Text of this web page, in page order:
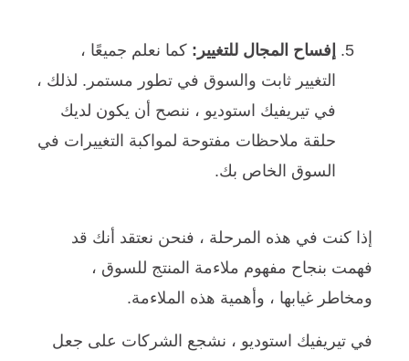
إفساح المجال للتغيير: كما نعلم جميعًا ،
التغيير ثابت والسوق في تطور مستمر. لذلك ،
في تيريفيك استوديو ، ننصح أن يكون لديك
حلقة ملاحظات مفتوحة لمواكبة التغييرات في
السوق الخاص بك.
إذا كنت في هذه المرحلة ، فنحن نعتقد أنك قد
فهمت بنجاح مفهوم ملاءمة المنتج للسوق ،
ومخاطر غيابها ، وأهمية هذه الملاءمة.
في تيريفيك استوديو ، نشجع الشركات على جعل